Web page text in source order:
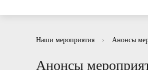
Наши мероприятия › Анонсы
Анонсы